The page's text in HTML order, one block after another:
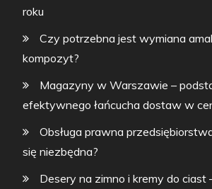
roku
Czy potrzebna jest wymiana
kompozyt?
Magazyny w Warszawie –
efektywnego łańcucha dostaw w
Obsługa prawna
się niezbędna?
Desery na zimno i kremy do ciast